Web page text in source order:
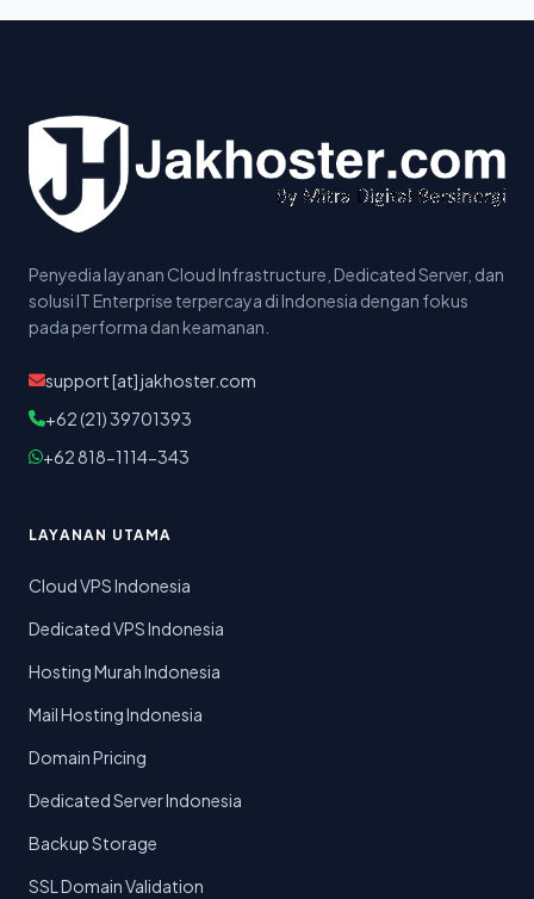
Penyedia layanan Cloud Infrastructure, Dedicated Server, dan
solusi IT Enterprise terpercaya di Indonesia dengan fokus
pada performa dan keamanan.
support [at] jakhoster.com
+62 (21) 39701393
+62 818-1114-343
LAYANAN UTAMA
Cloud VPS Indonesia
Dedicated VPS Indonesia
Hosting Murah Indonesia
Mail Hosting Indonesia
Domain Pricing
Dedicated Server Indonesia
Backup Storage
SSL Domain Validation